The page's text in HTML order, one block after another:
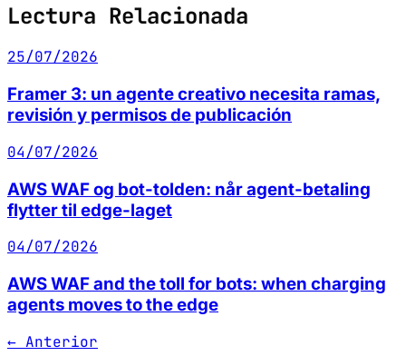
Lectura Relacionada
25/07/2026
Framer 3: un agente creativo necesita ramas,
revisión y permisos de publicación
04/07/2026
AWS WAF og bot-tolden: når agent-betaling
flytter til edge-laget
04/07/2026
AWS WAF and the toll for bots: when charging
agents moves to the edge
← Anterior